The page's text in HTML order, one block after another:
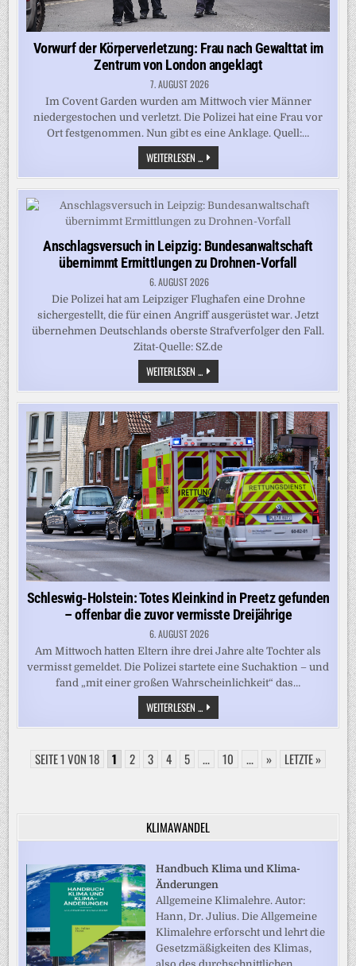
Vorwurf der Körperverletzung: Frau nach Gewalttat im
Zentrum von London angeklagt
7. AUGUST 2026
Im Covent Garden wurden am Mittwoch vier Männer
niedergestochen und verletzt. Die Polizei hat eine Frau vor
Ort festgenommen. Nun gibt es eine Anklage. Quell:…
WEITERLESEN ... VORWURF
DER
KÖRPERVERLETZUNG:
FRAU
NACH
GEWALTTAT
IM
ZENTRUM
VON
LONDON
ANGEKLAGT
Anschlagsversuch in Leipzig: Bundesanwaltschaft
übernimmt Ermittlungen zu Drohnen-Vorfall
6. AUGUST 2026
Die Polizei hat am Leipziger Flughafen eine Drohne
sichergestellt, die für einen Angriff ausgerüstet war. Jetzt
übernehmen Deutschlands oberste Strafverfolger den Fall.
Zitat-Quelle: SZ.de
WEITERLESEN ... ANSCHLAGSVERSUCH
IN
LEIPZIG:
BUNDESANWALTSCHAFT
ÜBERNIMMT
ERMITTLUNGEN
ZU
DROHNEN-
VORFALL
Schleswig-Holstein: Totes Kleinkind in Preetz gefunden
– offenbar die zuvor vermisste Dreijährige
6. AUGUST 2026
Am Mittwoch hatten Eltern ihre drei Jahre alte Tochter als
vermisst gemeldet. Die Polizei startete eine Suchaktion – und
fand „mit einer großen Wahrscheinlichkeit“ das…
WEITERLESEN ...SCHLESWIG-
HOLSTEIN:
TOTES
PREETZ
GEFUNDEN
VERMISSTE
DREIJÄHRIGE
SEITE 1 VON 18 1 2 3 4 5 ... 10 ... » LETZTE »
KLIMAWANDEL
Handbuch Klima und Klima-
Änderungen
Allgemeine Klimalehre. Autor:
Hann, Dr. Julius. Die Allgemeine
Klimalehre erforscht und lehrt die
Gesetzmäßigkeiten des Klimas,